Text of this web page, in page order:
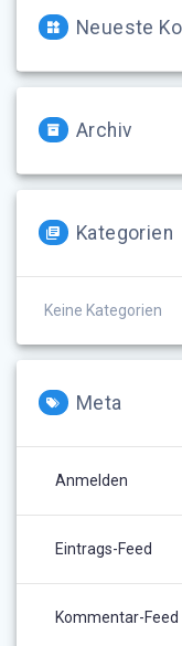
Neueste
Archiv
Kategorien
Keine Kategorien
Meta
Anmelden
Eintrags-Feed
Kommentar-Feed